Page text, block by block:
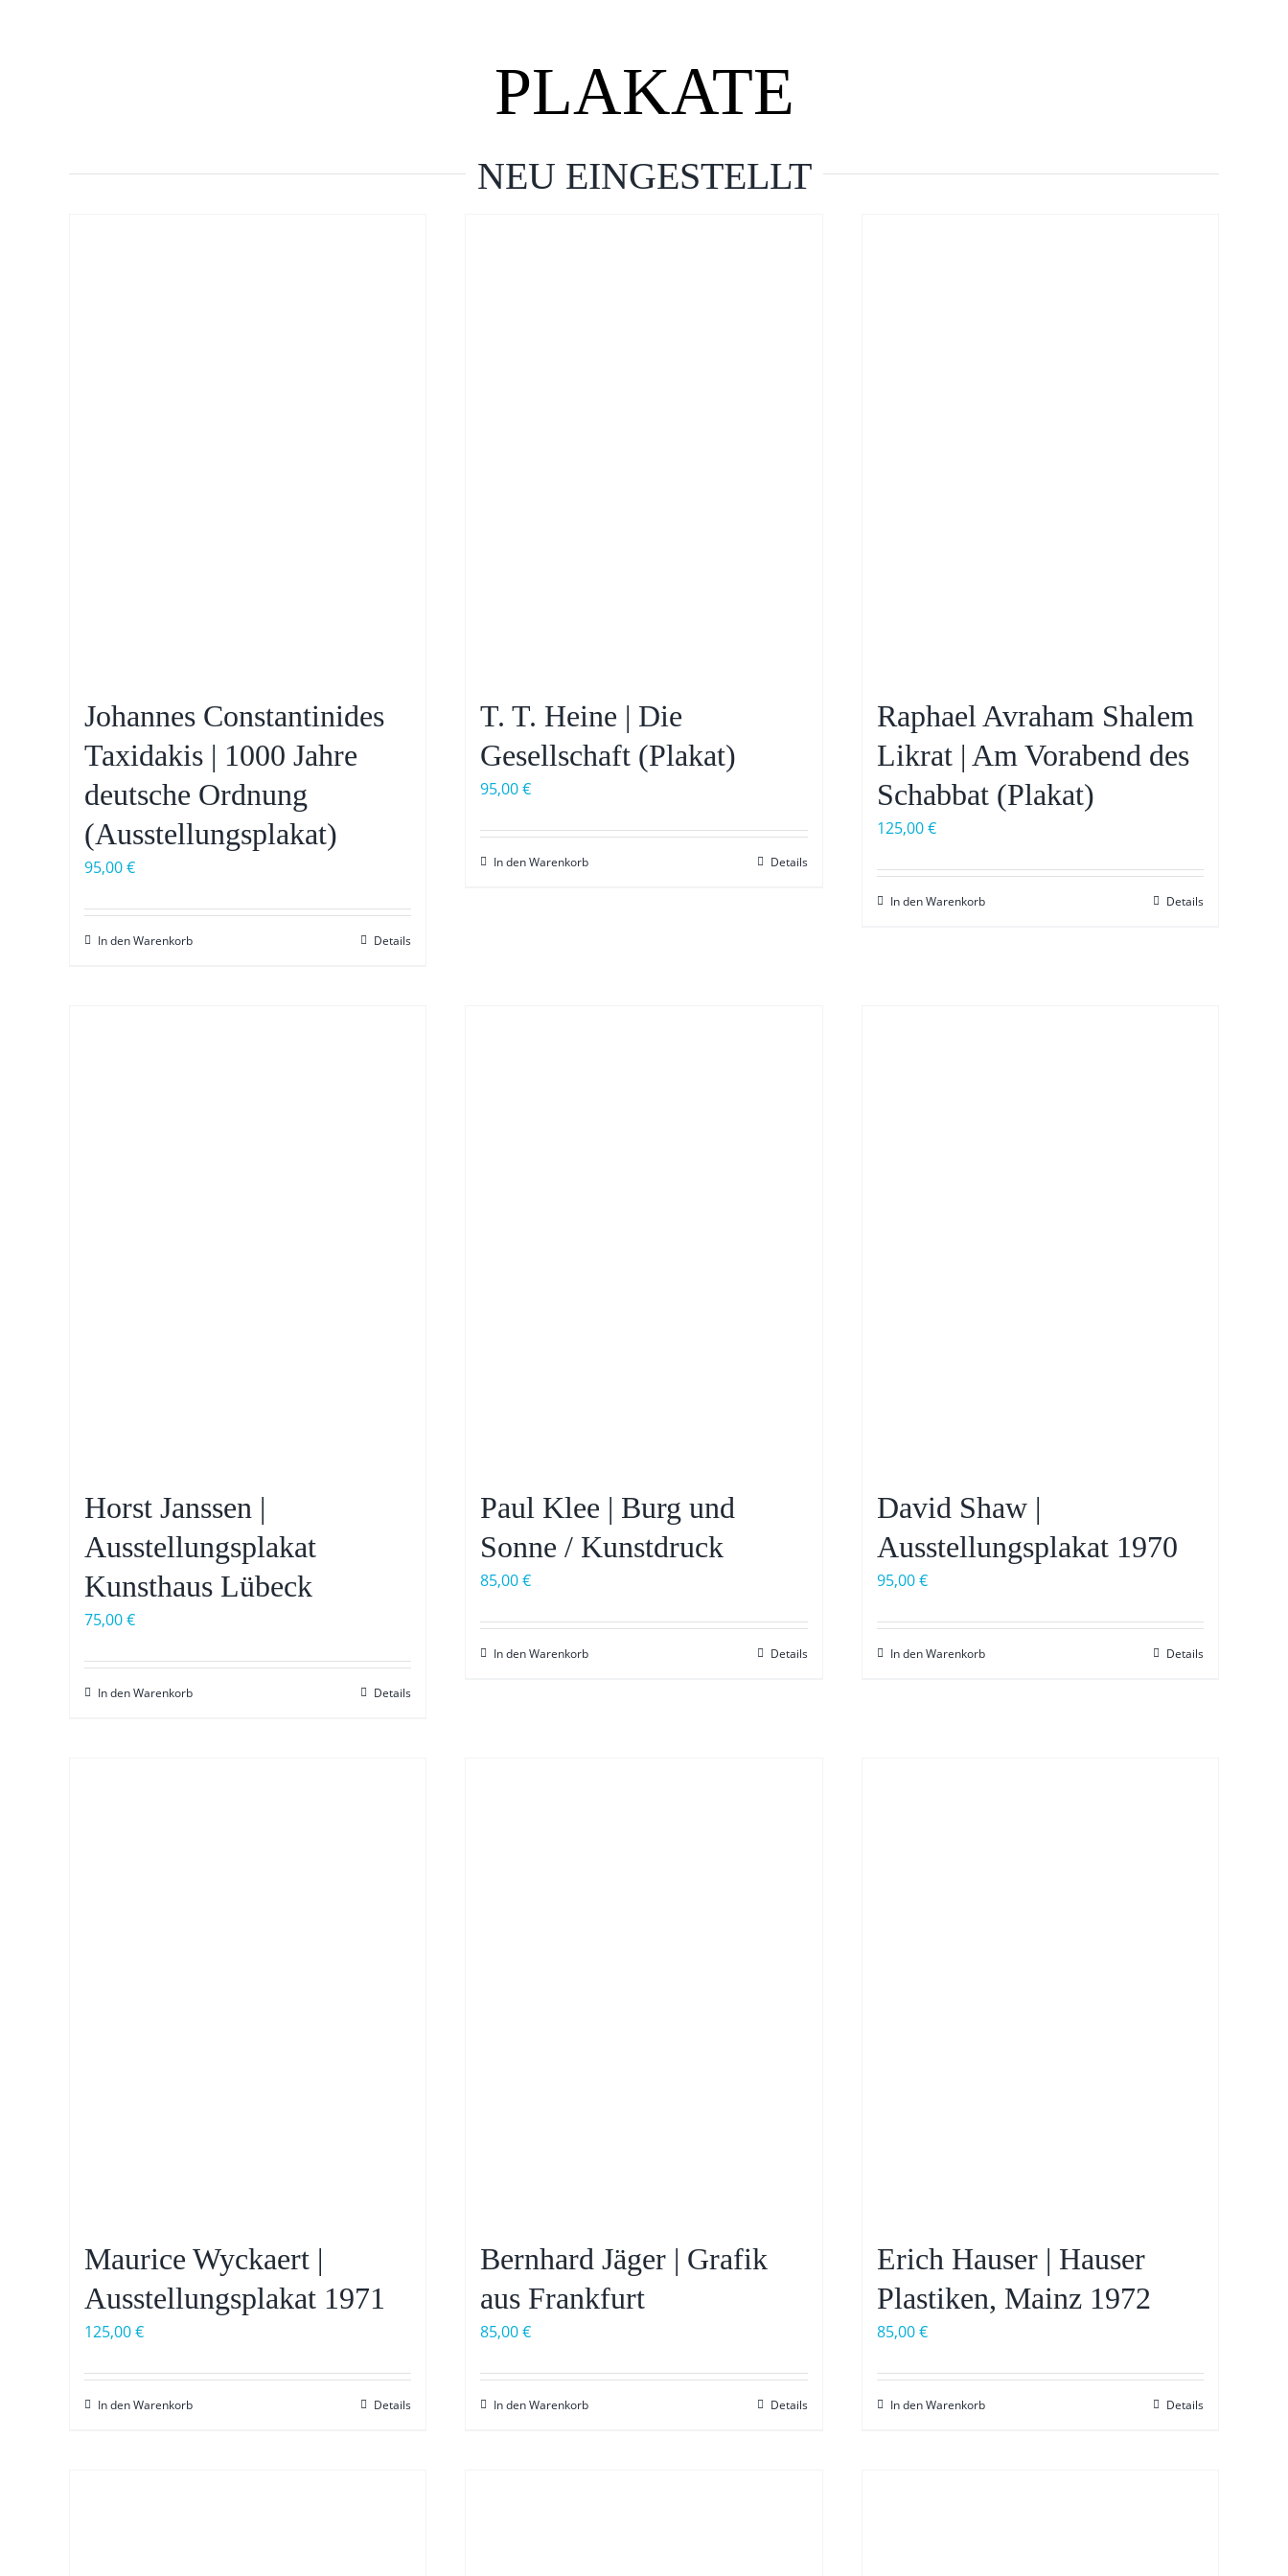
PLAKATE
NEU EINGESTELLT
Johannes Constantinides
Taxidakis | 1000 Jahre
deutsche Ordnung
(Ausstellungsplakat)
95,00€
In den Warenkorb Details
T. T. Heine | Die
Gesellschaft (Plakat)
95,00€
In den Warenkorb Details
Raphael Avraham Shalem
Likrat | Am Vorabend des
Schabbat (Plakat)
125,00€
In den Warenkorb Details
Horst Janssen |
Ausstellungsplakat
Kunsthaus Lübeck
75,00€
In den Warenkorb Details
Paul Klee | Burg und
Sonne / Kunstdruck
85,00€
In den Warenkorb Details
David Shaw |
Ausstellungsplakat 1970
95,00€
In den Warenkorb Details
Maurice Wyckaert |
Ausstellungsplakat 1971
125,00€
In den Warenkorb Details
Bernhard Jäger | Grafik
aus Frankfurt
85,00€
In den Warenkorb Details
Erich Hauser | Hauser
Plastiken, Mainz 1972
85,00€
In den Warenkorb Details